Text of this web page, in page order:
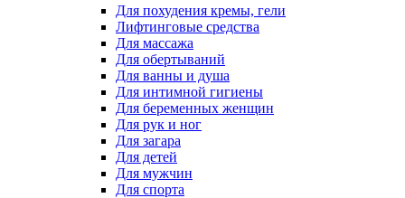
Для похудения кремы, гели
Лифтинговые средства
Для массажа
Для обертываний
Для ванны и душа
Для интимной гигиены
Для беременных женщин
Для рук и ног
Для загара
Для детей
Для мужчин
Для спорта